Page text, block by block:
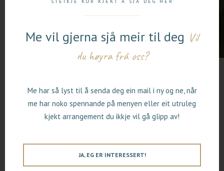
Dette er rom som vender mot veien eller mot
Sofaen kan gjerast om til ekstraseng for 2
Me vil gjerna sjå meir til deg Vil
du høyra frå oss?
Me har så lyst til å senda deg ein mail i ny og ne, når
me har noko spennande på menyen eller eit utruleg
kjekt arrangement du ikkje vil gå glipp av!
JA, EG ER INTERESSERT!